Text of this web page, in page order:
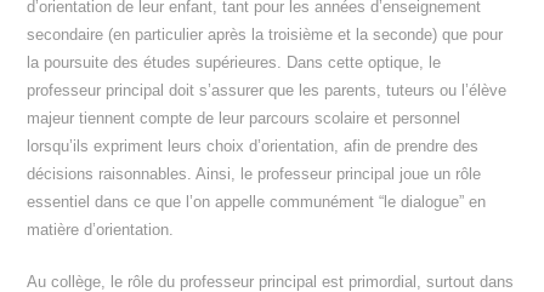
d’orientation de leur enfant, tant pour les années d’enseignement
secondaire (en particulier après la troisième et la seconde) que pour
la poursuite des études supérieures. Dans cette optique, le
professeur principal doit s’assurer que les parents, tuteurs ou l’élève
majeur tiennent compte de leur parcours scolaire et personnel
lorsqu’ils expriment leurs choix d’orientation, afin de prendre des
décisions raisonnables. Ainsi, le professeur principal joue un rôle
essentiel dans ce que l’on appelle communément “le dialogue” en
matière d’orientation.
Au collège, le rôle du professeur principal est primordial, surtout dans